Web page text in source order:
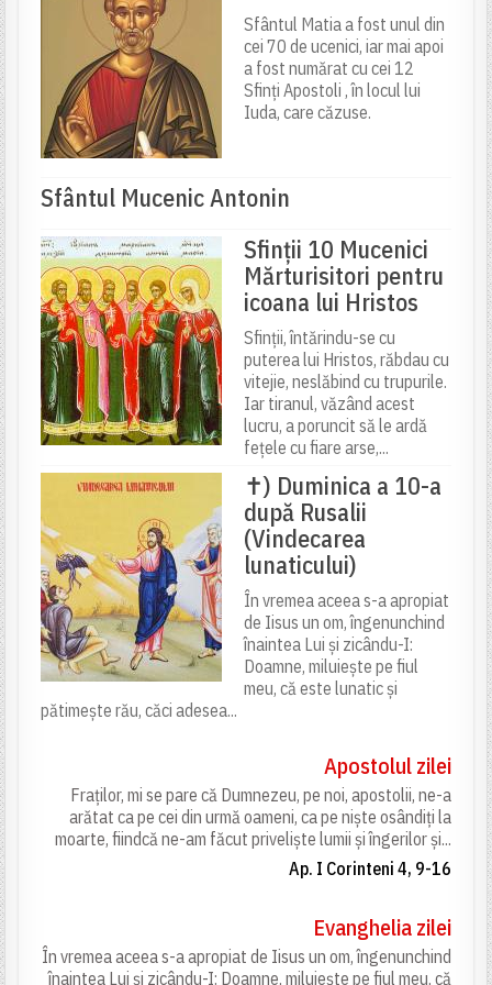
Sfântul Matia a fost unul din
cei 70 de ucenici, iar mai apoi
a fost numărat cu cei 12
Sfinți Apostoli , în locul lui
Iuda, care căzuse.
Sfântul Mucenic Antonin
Sfinții 10 Mucenici
Mărturisitori pentru
icoana lui Hristos
Sfinții, întărindu-se cu
puterea lui Hristos, răbdau cu
vitejie, neslăbind cu trupurile.
Iar tiranul, văzând acest
lucru, a poruncit să le ardă
fețele cu fiare arse,...
✝) Duminica a 10-a
după Rusalii
(Vindecarea
lunaticului)
În vremea aceea s-a apropiat
de Iisus un om, îngenunchind
înaintea Lui și zicându-I:
Doamne, miluiește pe fiul
meu, că este lunatic și
pătimește rău, căci adesea...
Apostolul zilei
Fraților, mi se pare că Dumnezeu, pe noi, apostolii, ne-a
arătat ca pe cei din urmă oameni, ca pe niște osândiți la
moarte, fiindcă ne-am făcut priveliște lumii și îngerilor și...
Ap. I Corinteni 4, 9-16
Evanghelia zilei
În vremea aceea s-a apropiat de Iisus un om, îngenunchind
înaintea Lui și zicându-I: Doamne, miluiește pe fiul meu, că